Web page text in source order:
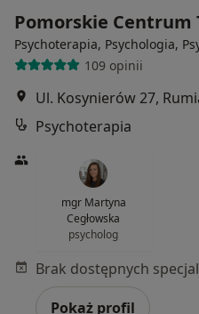
Pomorskie Centrum
Psychoterapia, Psychologia,
109 opinii
Ul. Kosynierów 27,
Psychoterapia
mgr Martyna
Cegłowska
psycholog
Pokaż profil